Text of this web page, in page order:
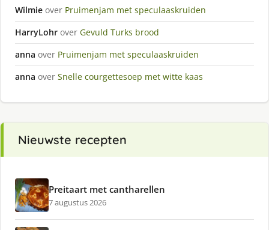
Wilmie over Pruimenjam met speculaaskruiden
HarryLohr over Gevuld Turks brood
anna over Pruimenjam met speculaaskruiden
anna over Snelle courgettesoep met witte kaas
Nieuwste recepten
Preitaart met cantharellen
7 augustus 2026